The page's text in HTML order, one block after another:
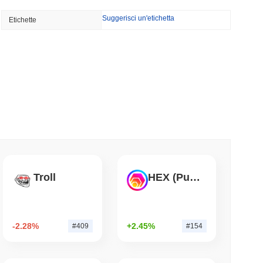
del GENIUS Act...
bruciare le ricompense dei validatori
Etichette Suggerisci un'etichetta
Troll
-2.28% #409
HEX (Pulsechain)
+2.45% #154